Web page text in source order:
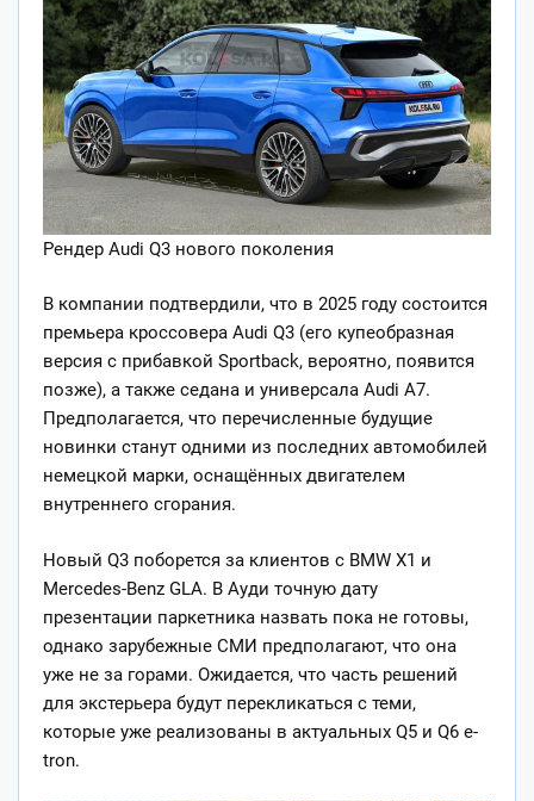
Рендер Audi Q3 нового поколения
В компании подтвердили, что в 2025 году состоится
премьера кроссовера Audi Q3 (его купеобразная
версия с прибавкой Sportback, вероятно, появится
позже), а также седана и универсала Audi A7.
Предполагается, что перечисленные будущие
новинки станут одними из последних автомобилей
немецкой марки, оснащённых двигателем
внутреннего сгорания.
Новый Q3 поборется за клиентов с BMW X1 и
Mercedes-Benz GLA. В Ауди точную дату
презентации паркетника назвать пока не готовы,
однако зарубежные СМИ предполагают, что она
уже не за горами. Ожидается, что часть решений
для экстерьера будут перекликаться с теми,
которые уже реализованы в актуальных Q5 и Q6 e-
tron.